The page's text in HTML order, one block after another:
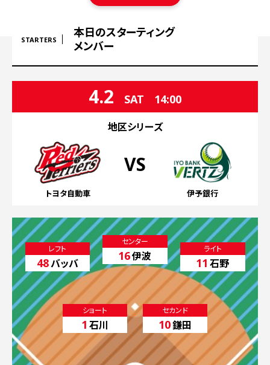
STARTERS
本日のスターティング
メンバー
4.2 SAT 14:00
地区シリーズ
トヨタ自動車
VS
伊予銀行
センター
16伊波
レフト
48バッバ
ライト
11 石野
ショート
1 石川
セカンド
10鎌田